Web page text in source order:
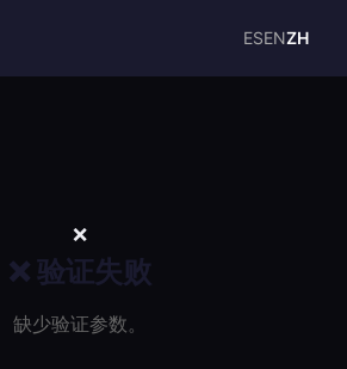
ESENZH
❌
❌ 验证失败
缺少验证参数。